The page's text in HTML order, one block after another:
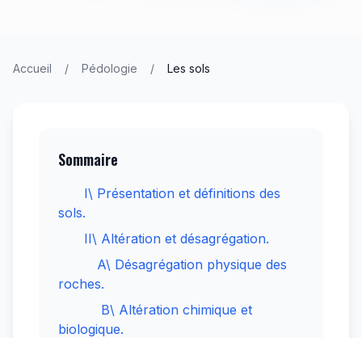
Accueil / Pédologie / Les sols
Sommaire
I\ Présentation et définitions des
sols.
II\ Altération et désagrégation.
A\ Désagrégation physique des
roches.
B\ Altération chimique et
biologique.